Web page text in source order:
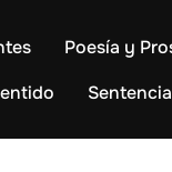
Poesía y